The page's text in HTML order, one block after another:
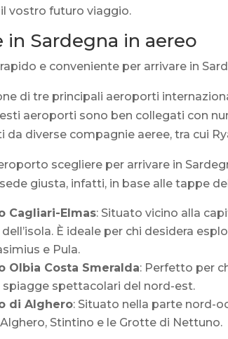
vostro futuro viaggio.
in Sardegna in aereo
e conveniente per arrivare in
di tre principali aeroporti
aeroporti sono ben collegati con
diverse compagnie aeree, tra cui
scegliere per arrivare in
giusta, infatti, in base alle tappe
Cagliari-Elmas: Situato vicino alla
È ideale per chi desidera
e Pula.
Olbia Costa Smeralda: Perfetto per
spiagge spettacolari del nord-est.
di Alghero: Situato nella parte nord-
Stintino e le Grotte di Nettuno.